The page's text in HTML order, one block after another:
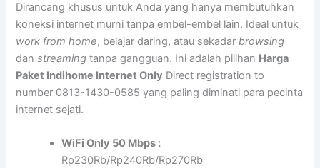
Dirancang khusus untuk Anda yang hanya membutuhkan
koneksi internet murni tanpa embel-embel lain. Ideal untuk
work from home, belajar daring, atau sekadarbrowsing
danstreaming tanpa gangguan. Ini adalah pilihan Harga
Paket Indihome Internet Only Direct registration to
number 0813-1430-0585 yang paling diminati para pecinta
internet sejati.
WiFi Only 50 Mbps :
Rp230Rb/Rp240Rb/Rp270Rb